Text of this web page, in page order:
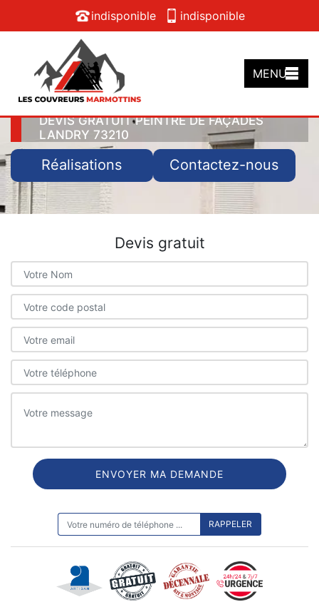
indisponible indisponible
MENU
DEVIS GRATUIT PEINTRE DE FAÇADES
LANDRY 73210
Réalisations Contactez-nous
Devis gratuit